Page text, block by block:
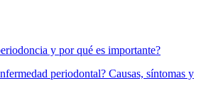
y por qué es importante?
periodontal? Causas, síntomas y